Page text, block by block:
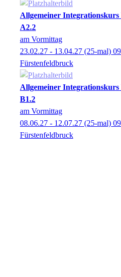
Allgemeiner
A2.2
am Vormittag
23.02.27 - 13.04.27 (25-mal)
Fürstenfeldbruck
Allgemeiner
B1.2
am Vormittag
08.06.27 - 12.07.27 (25-mal)
Fürstenfeldbruck